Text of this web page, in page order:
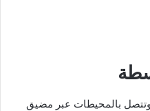
وتتصل بالمحيطات عبر مضيق